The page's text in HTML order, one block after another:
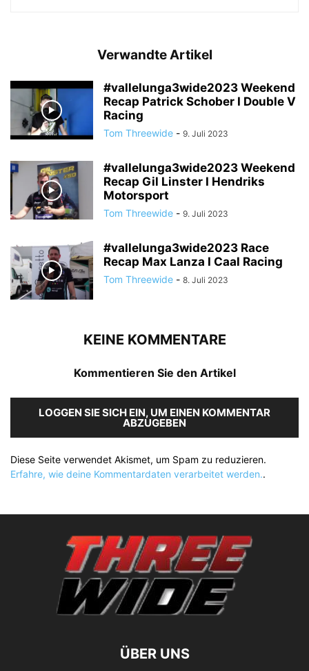
Verwandte Artikel
#vallelunga3wide2023 Weekend
Recap Patrick Schober I Double V
Racing
Tom Threewide - 9. Juli 2023
#vallelunga3wide2023 Weekend
Recap Gil Linster I Hendriks
Motorsport
Tom Threewide - 9. Juli 2023
#vallelunga3wide2023 Race
Recap Max Lanza I Caal Racing
Tom Threewide - 8. Juli 2023
KEINE KOMMENTARE
Kommentieren Sie den Artikel
LOGGEN SIE SICH EIN, UM EINEN KOMMENTAR
ABZUGEBEN
Diese Seite verwendet Akismet, um Spam zu reduzieren.
Erfahre, wie deine Kommentardaten verarbeitet werden..
ÜBER UNS